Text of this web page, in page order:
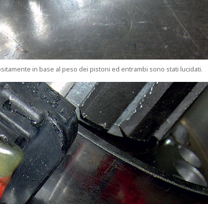
in base al peso dei pistoni ed entrambi sono stati lucidati.